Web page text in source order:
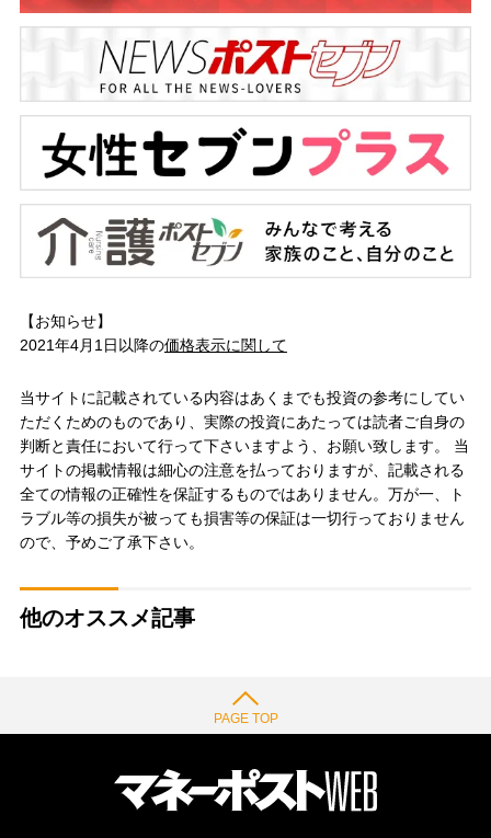
【お知らせ】
2021年4月1日以降の価格表示に関して
当サイトに記載されている内容はあくまでも投資の参考にしてい
ただくためのものであり、実際の投資にあたっては読者ご自身の
判断と責任において行って下さいますよう、お願い致します。 当
サイトの掲載情報は細心の注意を払っておりますが、記載される
全ての情報の正確性を保証するものではありません。万が一、ト
ラブル等の損失が被っても損害等の保証は一切行っておりません
ので、予めご了承下さい。
他のオススメ記事
PAGE TOP